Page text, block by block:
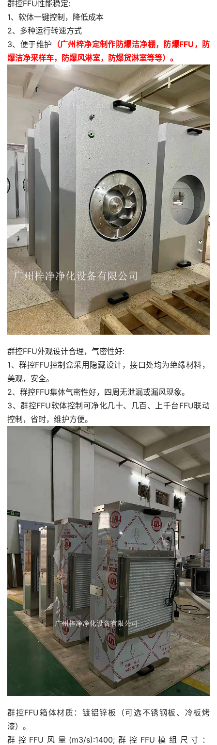
群控FFU性能稳定:
1、软体一键控制，降低成本
2、多种运行转速方式
3、便于维护 （广州梓净定制作防爆洁净棚， 防爆FFU ， 防
爆洁净采样车，防爆风淋室，防爆货淋室等等）。
群控FFU外观设计合理，气密性好:
1、群控FFU控制盒采用隐藏设计，接口处均为绝缘材料，
美观，安全。
2、群控FFU集体气密性好，四周无泄漏或漏风现象。
3、群控FFU软体控制可净化几十、几百、上千台FFU联动
控制，省时，维护方便。
群控FFU箱体材质：镀铝锌板（可选不锈钢板、冷板烤
漆）。
群控FFU风量(m3/s):1400;群控FFU模组尺寸：